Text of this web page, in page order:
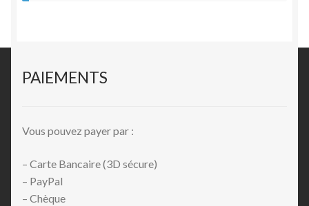
PAIEMENTS
Vous pouvez payer par :
– Carte Bancaire (3D sécure)
– PayPal
– Chèque